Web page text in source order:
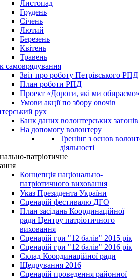
Листопад
Грудень
Січень
Лютий
Березень
Квітень
Травень
самоврядування
Звіт про роботу Петрівського РПД
План роботи РПД
Проект «Дороги, які ми обираємо»
Умови акції по збору овочів
рух
Банк даних волонтерських загонів
На допомогу волонтеру
Тренінг з основ
діяльності
патріотичне
Концепція національно-
патріотичного виховання
Указ Президента України
Сценарій фестивалю ДГО
План засідань Координаційної
ради Центру патріотичного
виховання
Сценарій гри "12 балів" 2015 рік
Сценарій гри "12 балів" 2016 рік
Склад Координаційної ради
Щедрування 2016
Сценарій проведення районної